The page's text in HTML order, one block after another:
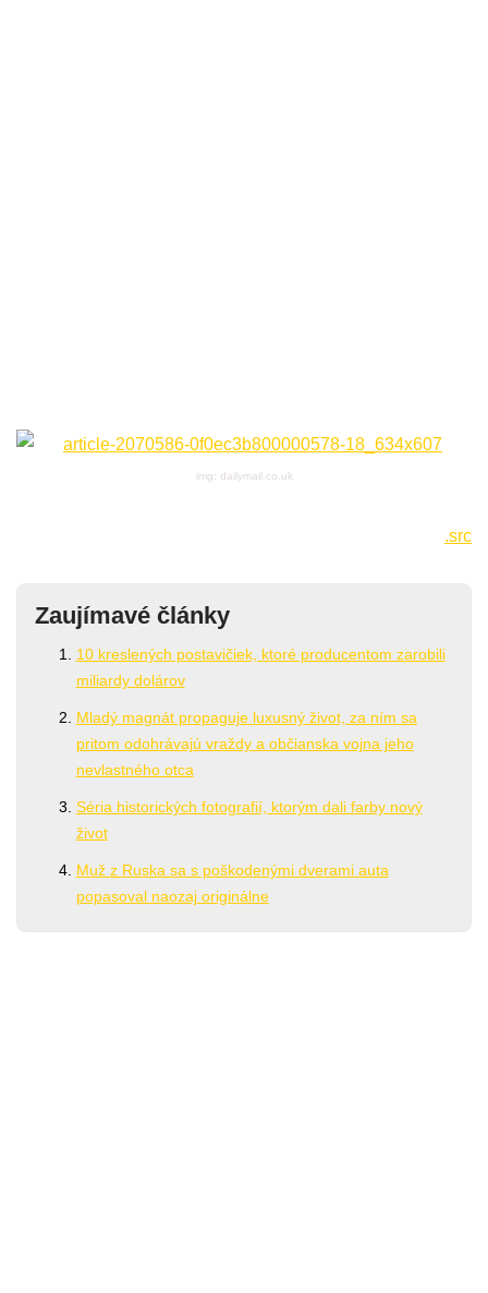
img: dailymail.co.uk
.src
Zaujímavé články
10 kreslených postavičiek, ktoré producentom zarobili
miliardy dolárov
Mladý magnát propaguje luxusný život, za ním sa
pritom odohrávajú vraždy a občianska vojna jeho
nevlastného otca
Séria historických fotografií, ktorým dali farby nový
život
Muž z Ruska sa s poškodenými dverami auta
popasoval naozaj originálne